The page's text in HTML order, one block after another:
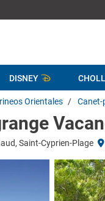
DISNEY
Orientales / Canet-
Saint-Cyprien-Plage